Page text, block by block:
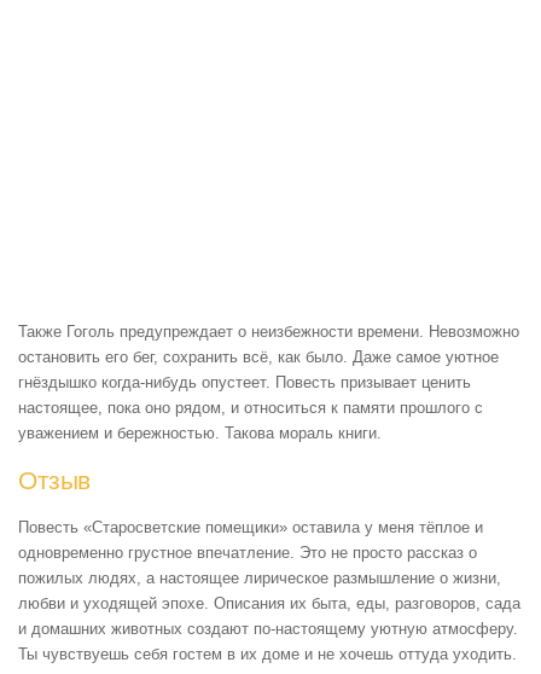
Также Гоголь предупреждает о неизбежности времени. Невозможно
остановить его бег, сохранить всё, как было. Даже самое уютное
гнёздышко когда-нибудь опустеет. Повесть призывает ценить
настоящее, пока оно рядом, и относиться к памяти прошлого с
уважением и бережностью. Такова мораль книги.
Отзыв
Повесть «Старосветские помещики» оставила у меня тёплое и
одновременно грустное впечатление. Это не просто рассказ о
пожилых людях, а настоящее лирическое размышление о жизни,
любви и уходящей эпохе. Описания их быта, еды, разговоров, сада
и домашних животных создают по-настоящему уютную атмосферу.
Ты чувствуешь себя гостем в их доме и не хочешь оттуда уходить.